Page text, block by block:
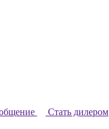
Стать дилером